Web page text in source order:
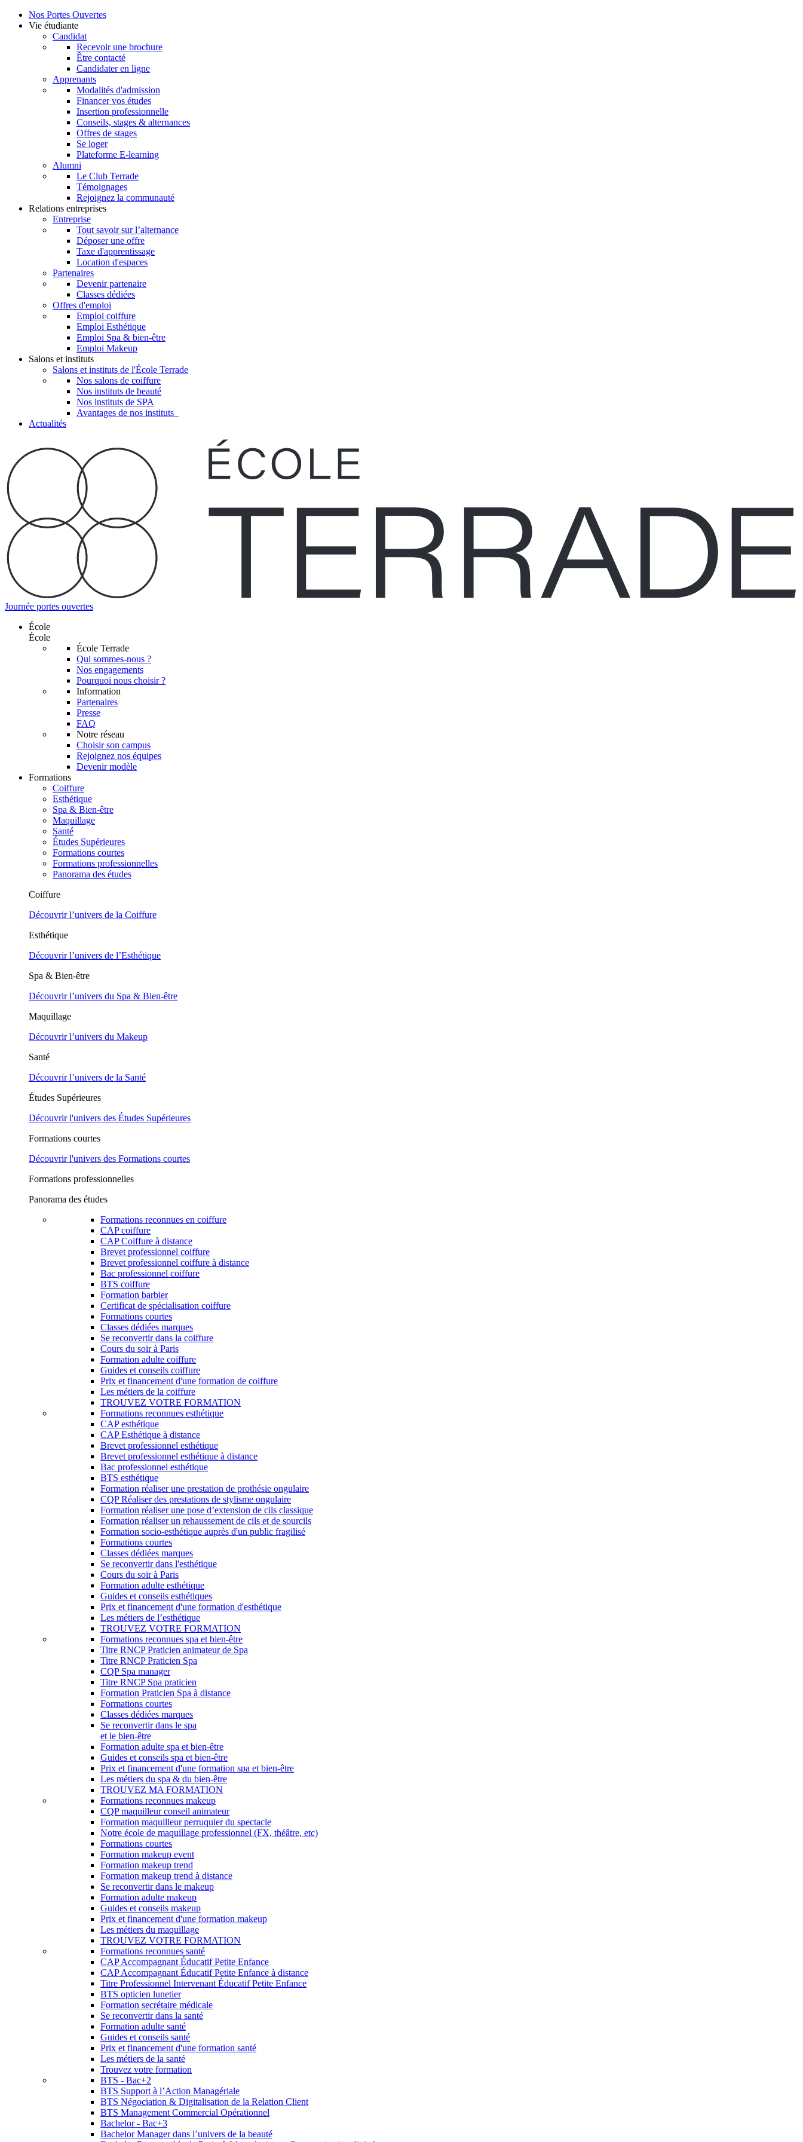
Nos Portes Ouvertes
Vie étudiante
Candidat
Recevoir une brochure
Être contacté
Candidater en ligne
Apprenants
Modalités d'admission
Financer vos études
Insertion professionnelle
Conseils, stages & alternances
Offres de stages
Se loger
Plateforme E-learning
Alumni
Le Club Terrade
Témoignages
Rejoignez la communauté
Relations entreprises
Entreprise
Tout savoir sur l’alternance
Déposer une offre
Taxe d'apprentissage
Location d'espaces
Partenaires
Devenir partenaire
Classes dédiées
Offres d'emploi
Emploi coiffure
Emploi Esthétique
Emploi Spa & bien-être
Emploi Makeup
Salons et instituts
Salons et instituts de l'École Terrade
Nos salons de coiffure
Nos instituts de beauté
Nos instituts de SPA
Avantages de nos instituts
Actualités
Journée portes ouvertes
École
École
École Terrade
Qui sommes-nous ?
Nos engagements
Pourquoi nous choisir ?
Information
Partenaires
Presse
FAQ
Notre réseau
Choisir son campus
Rejoignez nos équipes
Devenir modèle
Formations
Coiffure
Esthétique
Spa & Bien-être
Maquillage
Santé
Études Supérieures
Formations courtes
Formations professionnelles
Panorama des études
Coiffure
Découvrir l’univers de la Coiffure
Esthétique
Découvrir l’univers de l’Esthétique
Spa & Bien-être
Découvrir l’univers du Spa & Bien-être
Maquillage
Découvrir l’univers du Makeup
Santé
Découvrir l’univers de la Santé
Études Supérieures
Découvrir l'univers des Études Supérieures
Formations courtes
Découvrir l'univers des Formations courtes
Formations professionnelles
Panorama des études
Formations reconnues en coiffure
CAP coiffure
CAP Coiffure à distance
Brevet professionnel coiffure
Brevet professionnel coiffure à distance
Bac professionnel coiffure
BTS coiffure
Formation barbier
Certificat de spécialisation coiffure
Formations courtes
Classes dédiées marques
Se reconvertir dans la coiffure
Cours du soir à Paris
Formation adulte coiffure
Guides et conseils coiffure
Prix et financement d'une formation de coiffure
Les métiers de la coiffure
TROUVEZ VOTRE FORMATION
Formations reconnues esthétique
CAP esthétique
CAP Esthétique à distance
Brevet professionnel esthétique
Brevet professionnel esthétique à distance
Bac professionnel esthétique
BTS esthétique
Formation réaliser une prestation de prothésie ongulaire
CQP Réaliser des prestations de stylisme ongulaire
Formation réaliser une pose d’extension de cils classique
Formation réaliser un rehaussement de cils et de sourcils
Formation socio-esthétique auprès d'un public fragilisé
Formations courtes
Classes dédiées marques
Se reconvertir dans l'esthétique
Cours du soir à Paris
Formation adulte esthétique
Guides et conseils esthétiques
Prix et financement d'une formation d'esthétique
Les métiers de l’esthétique
TROUVEZ VOTRE FORMATION
Formations reconnues spa et bien-être
Titre RNCP Praticien animateur de Spa
Titre RNCP Praticien Spa
CQP Spa manager
Titre RNCP Spa praticien
Formation Praticien Spa à distance
Formations courtes
Classes dédiées marques
Se reconvertir dans le spa
et le bien-être
Formation adulte spa et bien-être
Guides et conseils spa et bien-être
Prix et financement d'une formation spa et bien-être
Les métiers du spa & du bien-être
TROUVEZ MA FORMATION
Formations reconnues makeup
CQP maquilleur conseil animateur
Formation maquilleur perruquier du spectacle
Notre école de maquillage professionnel (FX, théâtre, etc)
Formations courtes
Formation makeup event
Formation makeup trend
Formation makeup trend à distance
Se reconvertir dans le makeup
Formation adulte makeup
Guides et conseils makeup
Prix et financement d'une formation makeup
Les métiers du maquillage
TROUVEZ VOTRE FORMATION
Formations reconnues santé
CAP Accompagnant Éducatif Petite Enfance
CAP Accompagnant Éducatif Petite Enfance à distance
Titre Professionnel Intervenant Éducatif Petite Enfance
BTS opticien lunetier
Formation secrétaire médicale
Se reconvertir dans la santé
Formation adulte santé
Guides et conseils santé
Prix et financement d'une formation santé
Les métiers de la santé
Trouvez votre formation
BTS - Bac+2
BTS Support à l’Action Managériale
BTS Négociation & Digitalisation de la Relation Client
BTS Management Commercial Opérationnel
Bachelor - Bac+3
Bachelor Manager dans l’univers de la beauté